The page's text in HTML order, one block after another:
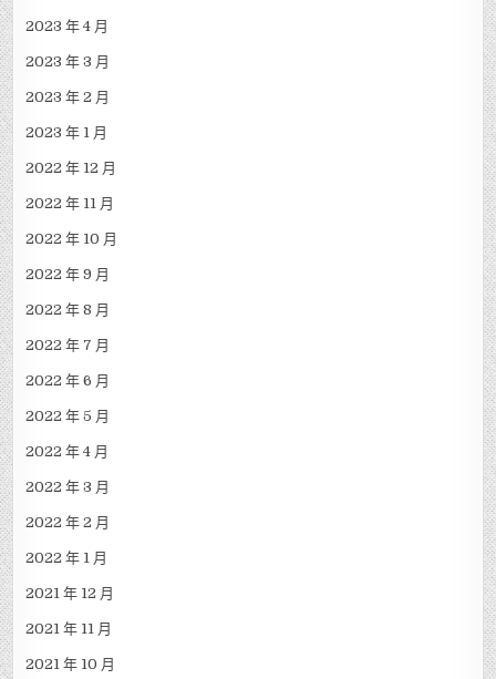
2023 年 4 月
2023 年 3 月
2023 年 2 月
2023 年 1 月
2022 年 12 月
2022 年 11 月
2022 年 10 月
2022 年 9 月
2022 年 8 月
2022 年 7 月
2022 年 6 月
2022 年 5 月
2022 年 4 月
2022 年 3 月
2022 年 2 月
2022 年 1 月
2021 年 12 月
2021 年 11 月
2021 年 10 月